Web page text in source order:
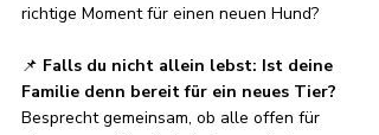
richtige Moment für einen neuen Hund?
📌 Falls du nicht allein lebst: Ist deine
Familie denn bereit für ein neues Tier?
Besprecht gemeinsam, ob alle offen für